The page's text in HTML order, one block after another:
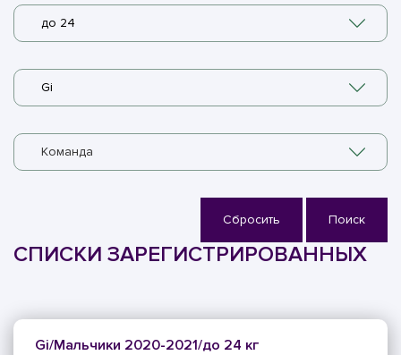
до 24
Gi
Команда
Сбросить Поиск
СПИСКИ ЗАРЕГИСТРИРОВАННЫХ
Gi/Мальчики 2020-2021/до 24 кг